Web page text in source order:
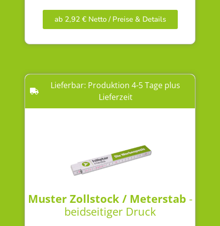
ab 2,92 € Netto / Preise & Details
Lieferbar: Produktion 4-5 Tage plus
Lieferzeit
Muster Zollstock / Meterstab -
beidseitiger Druck